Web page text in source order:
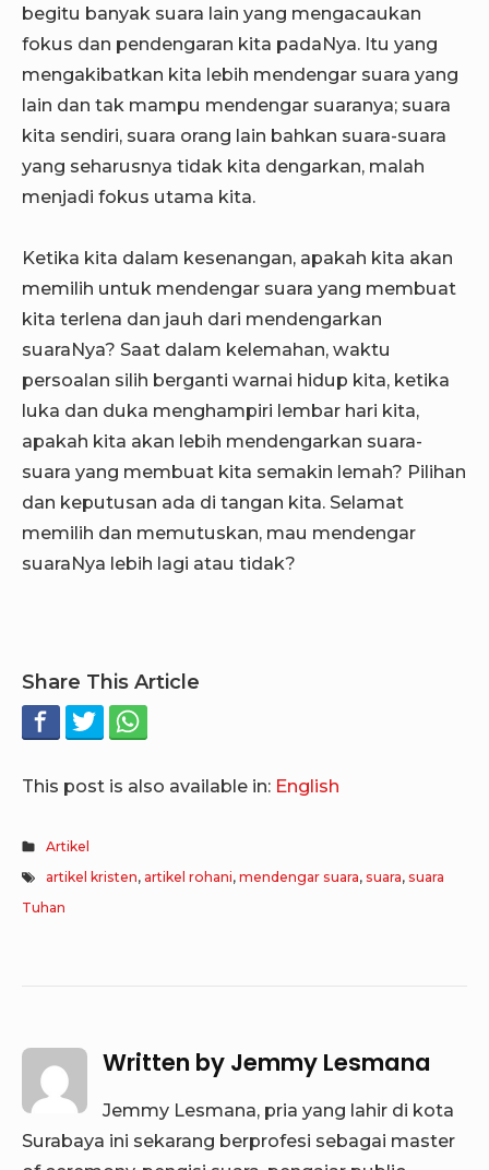
begitu banyak suara lain yang mengacaukan
fokus dan pendengaran kita padaNya. Itu yang
mengakibatkan kita lebih mendengar suara yang
lain dan tak mampu mendengar suaranya; suara
kita sendiri, suara orang lain bahkan suara-suara
yang seharusnya tidak kita dengarkan, malah
menjadi fokus utama kita.
Ketika kita dalam kesenangan, apakah kita akan
memilih untuk mendengar suara yang membuat
kita terlena dan jauh dari mendengarkan
suaraNya? Saat dalam kelemahan, waktu
persoalan silih berganti warnai hidup kita, ketika
luka dan duka menghampiri lembar hari kita,
apakah kita akan lebih mendengarkan suara-
suara yang membuat kita semakin lemah? Pilihan
dan keputusan ada di tangan kita. Selamat
memilih dan memutuskan, mau mendengar
suaraNya lebih lagi atau tidak?
Share This Article
This post is also available in: English
Artikel
artikel kristen, artikel rohani,mendengar suara,suara,suara
Tuhan
Written by Jemmy Lesmana
Jemmy Lesmana, pria yang lahir di kota
Surabaya ini sekarang berprofesi sebagai master